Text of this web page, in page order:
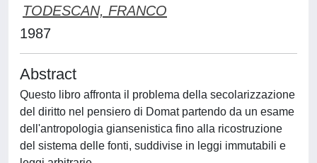
TODESCAN, FRANCO
1987
Abstract
Questo libro affronta il problema della secolarizzazione
del diritto nel pensiero di Domat partendo da un esame
dell'antropologia giansenistica fino alla ricostruzione
del sistema delle fonti, suddivise in leggi immutabili e